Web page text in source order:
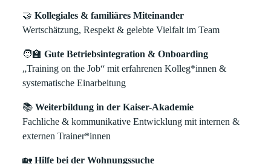
🤝 Kollegiales & familiäres Miteinander
Wertschätzung, Respekt & gelebte Vielfalt im Team
🧑‍🏫 Gute Betriebsintegration & Onboarding
„Training on the Job“ mit erfahrenen Kolleg*innen &
systematische Einarbeitung
📚 Weiterbildung in der Kaiser-Akademie
Fachliche & kommunikative Entwicklung mit internen &
externen Trainer*innen
🏡 Hilfe bei der Wohnungssuche